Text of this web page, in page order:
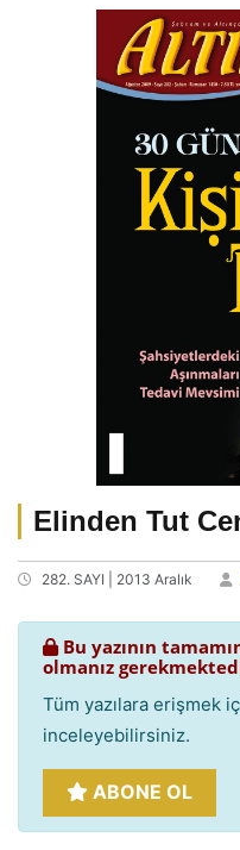
Elinden Tut
282. SAYI | 2013 Aralık
Bu yazının
olmanız
Tüm yazılara erişmek
inceleyebilirsiniz.
ABONE OL